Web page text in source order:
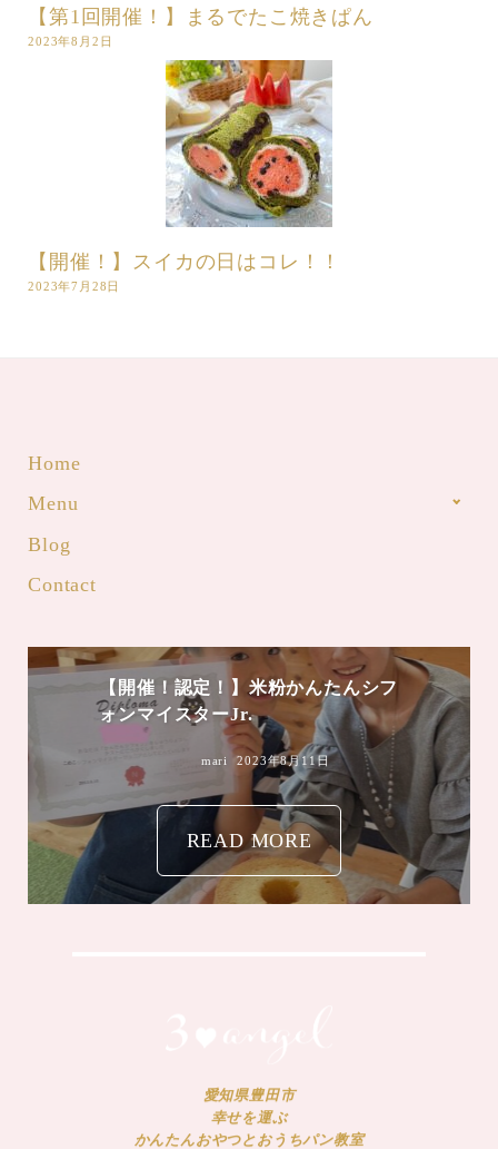
【第1回開催！】まるでたこ焼きぱん
2023年8月2日
【開催！】スイカの日はコレ！！
2023年7月28日
Home
Menu
Blog
Contact
【開催！認定！】米粉かんたんシフ
ォンマイスターJr.
mari 2023年8月11日
READ MORE
愛知県豊田市
幸せを運ぶ
かんたんおやつとおうちパン教室